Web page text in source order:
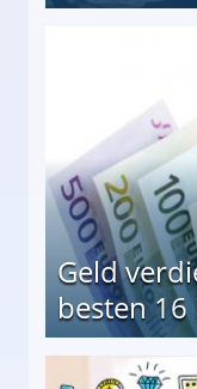
Geld
besten